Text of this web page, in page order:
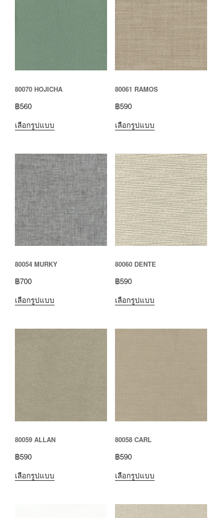
80070 HOJICHA
฿560
เลือกรูปแบบ
80061 RAMOS
฿590
เลือกรูปแบบ
80054 MURKY
฿700
เลือกรูปแบบ
80060 DENTE
฿590
เลือกรูปแบบ
80059 ALLAN
฿590
เลือกรูปแบบ
80058 CARL
฿590
เลือกรูปแบบ